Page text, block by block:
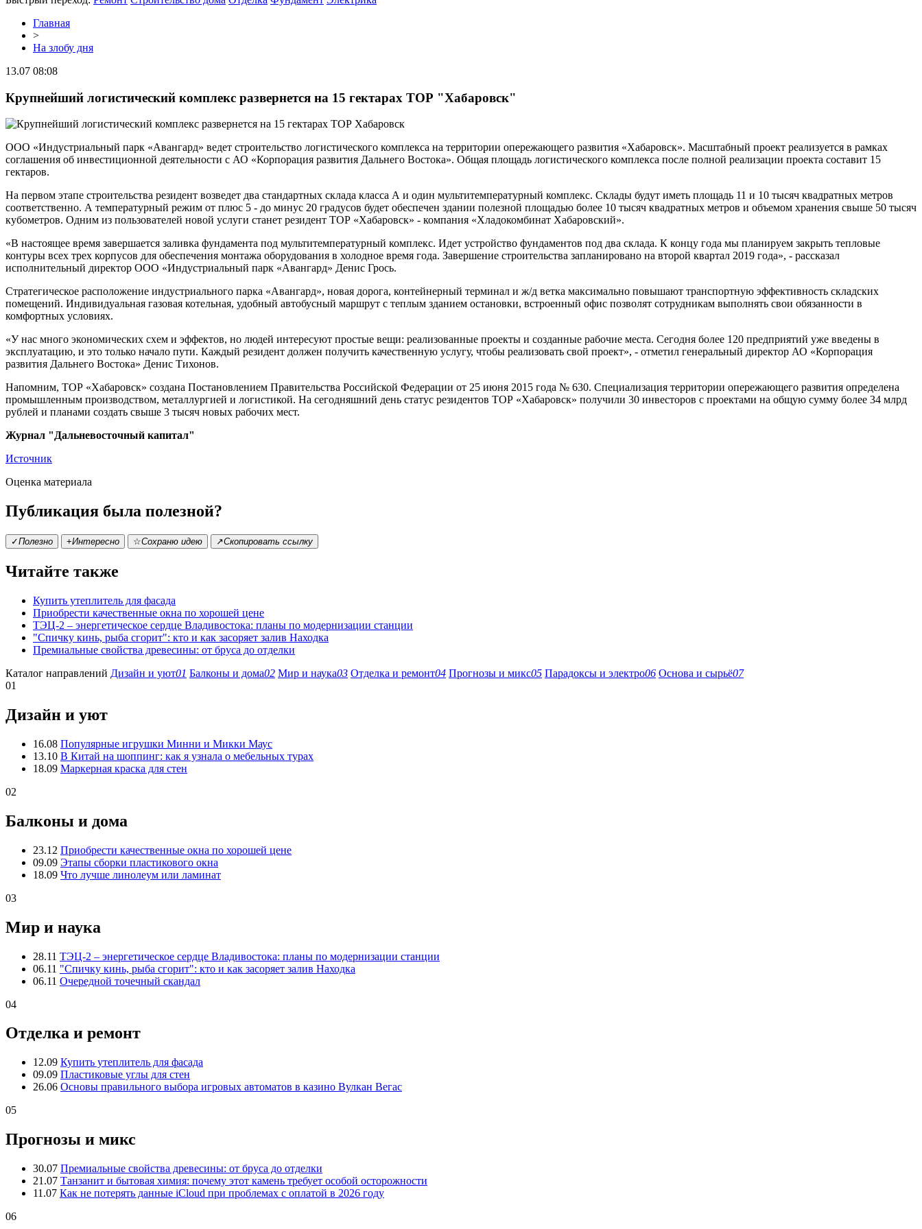
Главная
>
На злобу дня
13.07 08:08
Крупнейший логистический комплекс развернется на 15 гектарах ТОР "Хабаровск"
ООО «Индустриальный парк «Авангард» ведет строительство логистического комплекса на территории опережающего развития «Хабаровск». Масштабный проект реализуется в рамках
соглашения об инвестиционной деятельности с АО «Корпорация развития Дальнего Востока». Общая площадь логистического комплекса после полной реализации проекта составит 15
гектаров.
На первом этапе строительства резидент возведет два стандартных склада класса А и один мультитемпературный комплекс. Склады будут иметь площадь 11 и 10 тысяч квадратных метров
соответственно. А температурный режим от плюс 5 - до минус 20 градусов будет обеспечен здании полезной площадью более 10 тысяч квадратных метров и объемом хранения свыше 50 тысяч
кубометров. Одним из пользователей новой услуги станет резидент ТОР «Хабаровск» - компания «Хладокомбинат Хабаровский».
«В настоящее время завершается заливка фундамента под мультитемпературный комплекс. Идет устройство фундаментов под два склада. К концу года мы планируем закрыть тепловые
контуры всех трех корпусов для обеспечения монтажа оборудования в холодное время года. Завершение строительства запланировано на второй квартал 2019 года», - рассказал
исполнительный директор ООО «Индустриальный парк «Авангард» Денис Грось.
Стратегическое расположение индустриального парка «Авангард», новая дорога, контейнерный терминал и ж/д ветка максимально повышают транспортную эффективность складских
помещений. Индивидуальная газовая котельная, удобный автобусный маршрут с теплым зданием остановки, встроенный офис позволят сотрудникам выполнять свои обязанности в
комфортных условиях.
«У нас много экономических схем и эффектов, но людей интересуют простые вещи: реализованные проекты и созданные рабочие места. Сегодня более 120 предприятий уже введены в
эксплуатацию, и это только начало пути. Каждый резидент должен получить качественную услугу, чтобы реализовать свой проект», - отметил генеральный директор АО «Корпорация
развития Дальнего Востока» Денис Тихонов.
Напомним, ТОР «Хабаровск» создана Постановлением Правительства Российской Федерации от 25 июня 2015 года № 630. Специализация территории опережающего развития определена
промышленным производством, металлургией и логистикой. На сегодняшний день статус резидентов ТОР «Хабаровск» получили 30 инвесторов с проектами на общую сумму более 34 млрд
рублей и планами создать свыше 3 тысяч новых рабочих мест.
Журнал "Дальневосточный капитал"
Источник
Оценка материала
Публикация была полезной?
✓Полезно +Интересно ☆Сохраню идею ↗Скопировать ссылку
Читайте также
Купить утеплитель для фасада
Приобрести качественные окна по хорошей цене
ТЭЦ-2 – энергетическое сердце Владивостока: планы по модернизации станции
"Спичку кинь, рыба сгорит": кто и как засоряет залив Находка
Премиальные свойства древесины: от бруса до отделки
Каталог направлений Дизайн и уют01 Балконы и дома02 Мир и наука03 Отделка и ремонт04 Прогнозы и микс05 Парадоксы и электро06 Основа и сырьё07
01
Дизайн и уют
16.08 Популярные игрушки Минни и Микки Маус
13.10 В Китай на шоппинг: как я узнала о мебельных турах
18.09 Маркерная краска для стен
02
Балконы и дома
23.12 Приобрести качественные окна по хорошей цене
09.09 Этапы сборки пластикового окна
18.09 Что лучше линолеум или ламинат
03
Мир и наука
28.11 ТЭЦ-2 – энергетическое сердце Владивостока: планы по модернизации станции
06.11 "Спичку кинь, рыба сгорит": кто и как засоряет залив Находка
06.11 Очередной точечный скандал
04
Отделка и ремонт
12.09 Купить утеплитель для фасада
09.09 Пластиковые углы для стен
26.06 Основы правильного выбора игровых автоматов в казино Вулкан Вегас
05
Прогнозы и микс
30.07 Премиальные свойства древесины: от бруса до отделки
21.07 Танзанит и бытовая химия: почему этот камень требует особой осторожности
11.07 Как не потерять данные iCloud при проблемах с оплатой в 2026 году
06